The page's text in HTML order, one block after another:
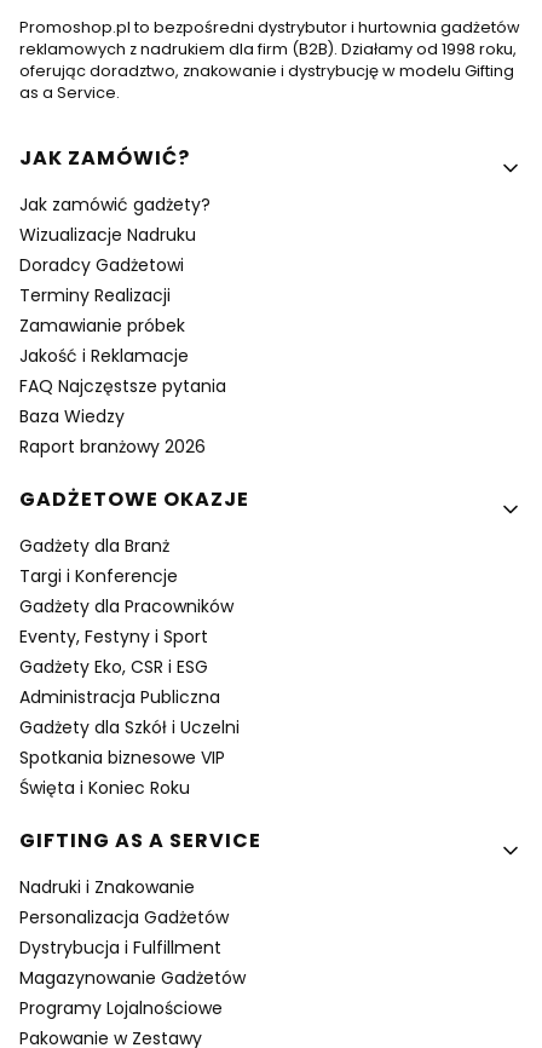
Promoshop.pl to bezpośredni dystrybutor i hurtownia gadżetów
reklamowych z nadrukiem dla firm (B2B). Działamy od 1998 roku,
oferując doradztwo, znakowanie i dystrybucję w modelu Gifting
as a Service.
Linki w stopce
JAK ZAMÓWIĆ?
Jak zamówić gadżety?
Wizualizacje Nadruku
Doradcy Gadżetowi
Terminy Realizacji
Zamawianie próbek
Jakość i Reklamacje
FAQ Najczęstsze pytania
Baza Wiedzy
Raport branżowy 2026
GADŻETOWE OKAZJE
Gadżety dla Branż
Targi i Konferencje
Gadżety dla Pracowników
Eventy, Festyny i Sport
Gadżety Eko, CSR i ESG
Administracja Publiczna
Gadżety dla Szkół i Uczelni
Spotkania biznesowe VIP
Święta i Koniec Roku
GIFTING AS A SERVICE
Nadruki i Znakowanie
Personalizacja Gadżetów
Dystrybucja i Fulfillment
Magazynowanie Gadżetów
Programy Lojalnościowe
Pakowanie w Zestawy